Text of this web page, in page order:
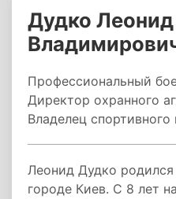
Дудко Леонид
Профессиональный
Директор охранного
Владелец спортивного
Леонид Дудко
городе Киев. С 8 лет